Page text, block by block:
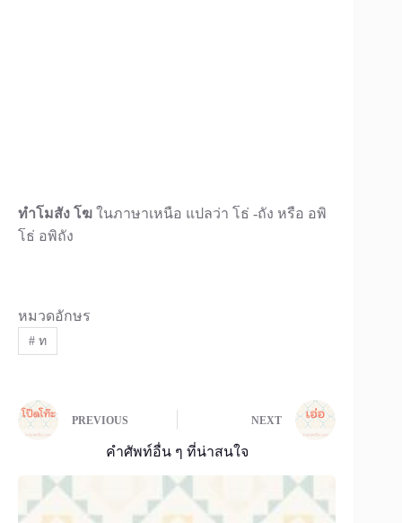
ทำโมสัง โฆ ในภาษาเหนือ แปลว่า โธ่ -ถัง หรือ อพิ
โธ่ อพิถัง
หมวดอักษร
#ท
PREVIOUS NEXT
คำศัพท์อื่น ๆ ที่น่าสนใจ